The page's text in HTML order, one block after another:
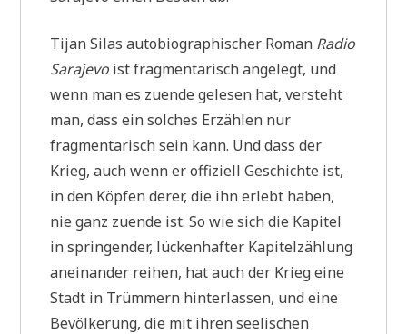
Tijan Silas autobiographischer Roman Radio
Sarajevo ist fragmentarisch angelegt, und
wenn man es zuende gelesen hat, versteht
man, dass ein solches Erzählen nur
fragmentarisch sein kann. Und dass der
Krieg, auch wenn er offiziell Geschichte ist,
in den Köpfen derer, die ihn erlebt haben,
nie ganz zuende ist. So wie sich die Kapitel
in springender, lückenhafter Kapitelzählung
aneinander reihen, hat auch der Krieg eine
Stadt in Trümmern hinterlassen, und eine
Bevölkerung, die mit ihren seelischen